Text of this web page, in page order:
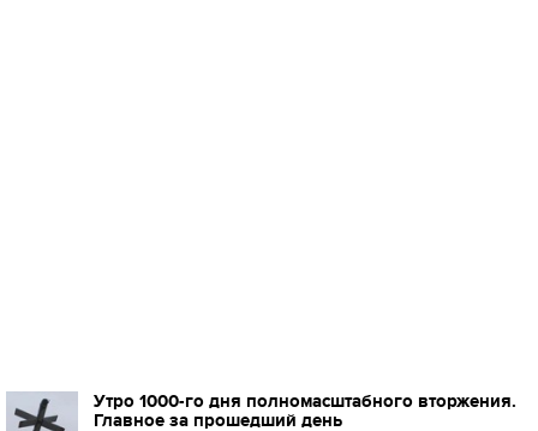
Утро 1000-го дня полномасштабного вторжения.
Главное за прошедший день